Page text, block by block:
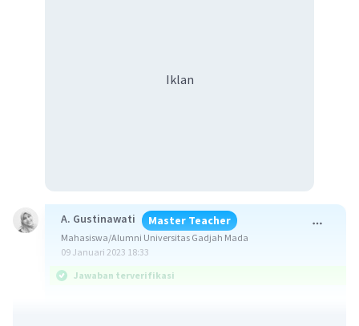
Iklan
A. Gustinawati Master Teacher
Mahasiswa/Alumni Universitas Gadjah Mada
09 Januari 2023 18:33
Jawaban terverifikasi